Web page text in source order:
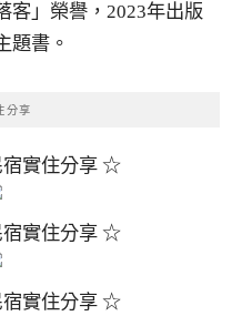
客」榮譽，2023年出版
題書。
分享
實住分享 ☆
實住分享 ☆
實住分享 ☆